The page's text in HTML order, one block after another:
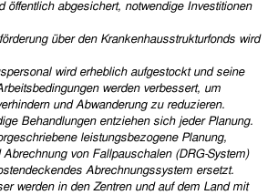
öffentlich abgesichert, notwendige Investitionen
über den Krankenhausstrukturfonds wird
wird erheblich aufgestockt und seine
werden verbessert, um
und Abwanderung zu reduzieren.
Behandlungen entziehen sich jeder Planung.
leistungsbezogene Planung,
Abrechnung von Fallpauschalen (DRG-System)
Abrechnungssystem ersetzt.
werden in den Zentren und auf dem Land mit